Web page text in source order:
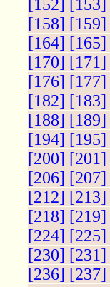
[152] [153]
[158] [159]
[164] [165]
[170] [171]
[176] [177]
[182] [183]
[188] [189]
[194] [195]
[200] [201]
[206] [207]
[212] [213]
[218] [219]
[224] [225]
[230] [231]
[236] [237]